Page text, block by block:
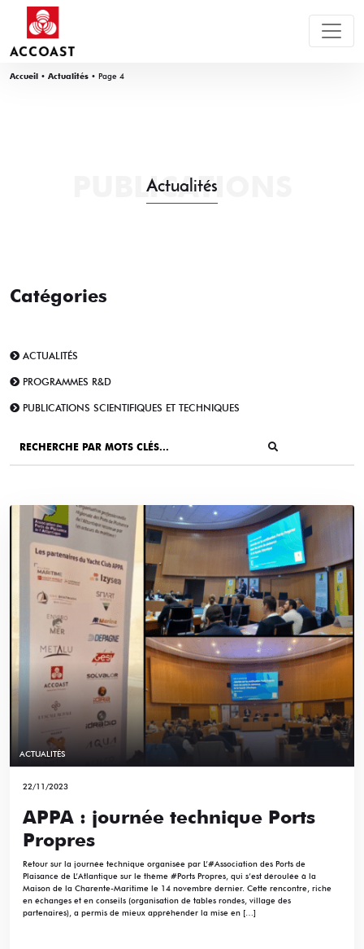
Accueil • Actualités • Page 4
Actualités
PUBLICATIONS
Catégories
ACTUALITÉS
PROGRAMMES R&D
PUBLICATIONS SCIENTIFIQUES ET TECHNIQUES
ACTUALITÉS
22/11/2023
APPA : journée technique Ports
Propres
Retour sur la journée technique organisée par L’#Association des Ports de
Plaisance de L’Atlantique sur le thème #Ports Propres, qui s’est déroulée à la
Maison de la Charente-Maritime le 14 novembre dernier. Cette rencontre, riche
en échanges et en conseils (organisation de tables rondes, village des
partenaires), a permis de mieux appréhender la mise en […]